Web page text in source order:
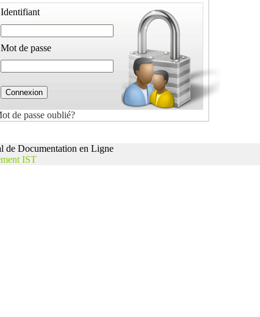
Identifiant
Mot de passe
de passe oublié?
de Documentation en Ligne
IST